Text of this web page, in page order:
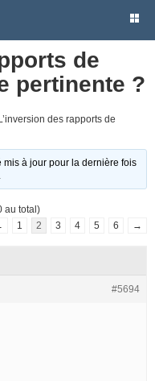
de
pertinente ?
des rapports de
mis à jour pour la dernière fois
au total)
1 2 3 4 5 6 →
#5694